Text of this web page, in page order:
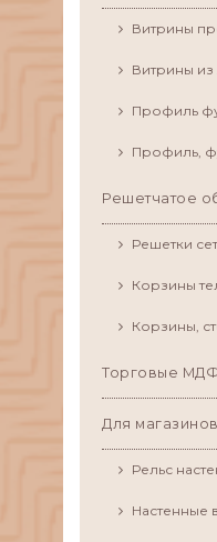
Витрины
Витрины
Профиль
Профиль,
Решетчатое
Решетки
Корзины
Корзины,
Торговые
Для
Рельс
Настенные